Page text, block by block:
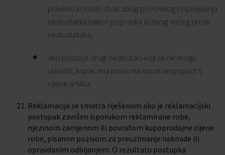
pravilno koristiti stvar zbog ponovnog pojavljivanja
nedostatka nakon popravka ili zbog većeg broja
nedostataka,
ako postoje drugi nedostaci koji se ne mogu
ukloniti, kupac ima pravo na razuman popust s
cijene artikla.
Reklamacija se smatra riješenom ako je reklamacijski
postupak završen isporukom reklamirane robe,
njezinom zamjenom ili povratom kupoprodajne cijene
robe, pisanim pozivom za preuzimanje naknade ili
opravdanim odbijanjem. O rezultatu postupka